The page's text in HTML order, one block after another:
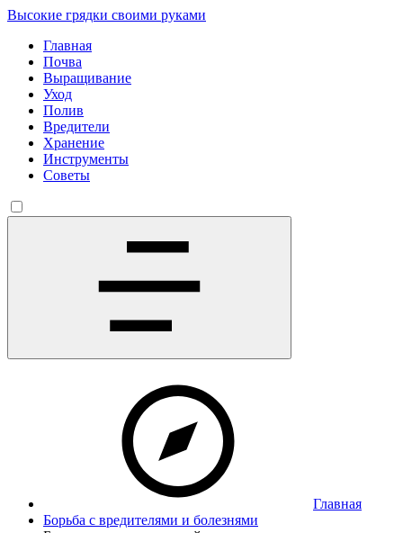
Высокие грядки своими руками
Главная
Почва
Выращивание
Уход
Полив
Вредители
Хранение
Инструменты
Советы
Главная
Борьба с вредителями и болезнями